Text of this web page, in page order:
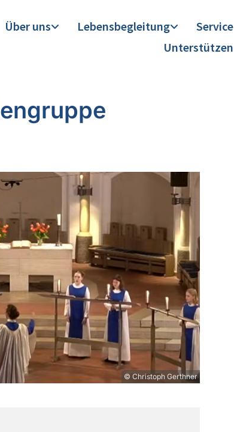
Über uns Lebensbegleitung
Service
Unterstützen
© Christoph Gerthner